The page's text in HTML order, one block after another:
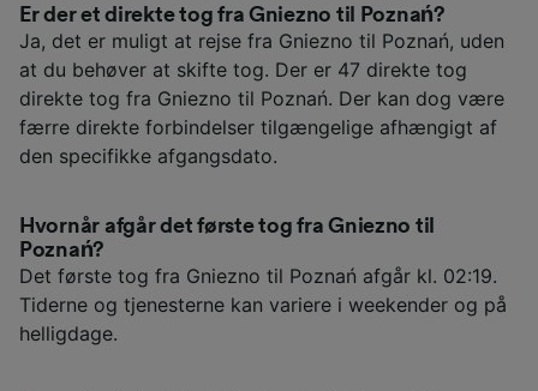
Er der et direkte tog fra Gniezno til Poznań?
Ja, det er muligt at rejse fra Gniezno til Poznań, uden
at du behøver at skifte tog. Der er 47 direkte tog
direkte tog fra Gniezno til Poznań. Der kan dog være
færre direkte forbindelser tilgængelige afhængigt af
den specifikke afgangsdato.
Hvornår afgår det første tog fra Gniezno til
Poznań?
Det første tog fra Gniezno til Poznań afgår kl. 02:19.
Tiderne og tjenesterne kan variere i weekender og på
helligdage.